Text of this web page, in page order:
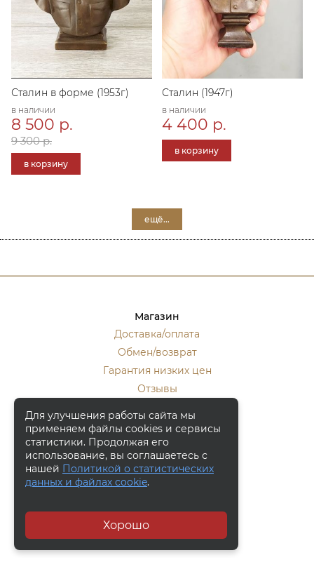
Сталин в форме (1953г)
в наличии
8 500 р.
9 300 р.
в корзину
Сталин (1947г)
в наличии
4 400 р.
в корзину
ещё...
Магазин
Доставка/оплата
Обмен/возврат
Гарантия низких цен
Отзывы
Контакты
Москва, ул. Кулакова 20, к.1.
+7 (916) 133-50-10
Заказать обратный звонок
© 2006 - 2026, "Bronza-Market"
Для улучшения работы сайта мы
применяем файлы cookies и сервисы
статистики. Продолжая его
использование, вы соглашаетесь с
нашей Политикой о статистических
данных и файлах cookie.
Хорошо